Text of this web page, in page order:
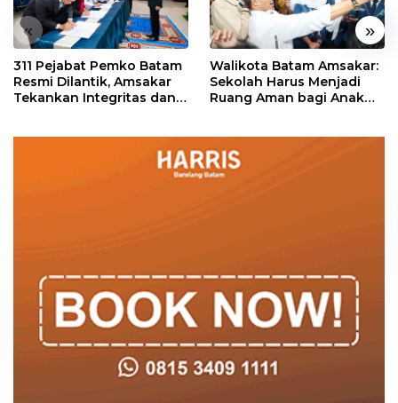
« »
311 Pejabat Pemko Batam
Resmi Dilantik, Amsakar
Tekankan Integritas dan
Walikota Batam Amsakar:
Sekolah Harus Menjadi
Ruang Aman bagi Anak